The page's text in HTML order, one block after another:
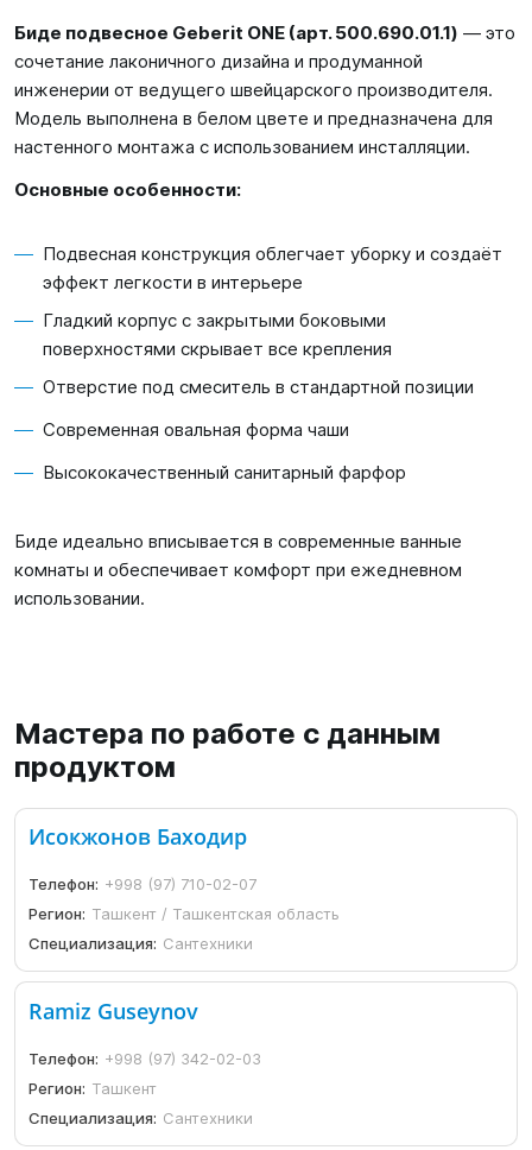
Биде подвесное Geberit ONE (арт. 500.690.01.1) — это
сочетание лаконичного дизайна и продуманной
инженерии от ведущего швейцарского производителя.
Модель выполнена в белом цвете и предназначена для
настенного монтажа с использованием инсталляции.
Основные особенности:
Подвесная конструкция облегчает уборку и создаёт
эффект легкости в интерьере
Гладкий корпус с закрытыми боковыми
поверхностями скрывает все крепления
Отверстие под смеситель в стандартной позиции
Современная овальная форма чаши
Высококачественный санитарный фарфор
Биде идеально вписывается в современные ванные
комнаты и обеспечивает комфорт при ежедневном
использовании.
Мастера по работе с данным
продуктом
Исокжонов Баходир
Телефон: +998 (97) 710-02-07
Регион: Ташкент / Ташкентская область
Специализация: Сантехники
Ramiz Guseynov
Телефон: +998 (97) 342-02-03
Регион: Ташкент
Специализация: Сантехники